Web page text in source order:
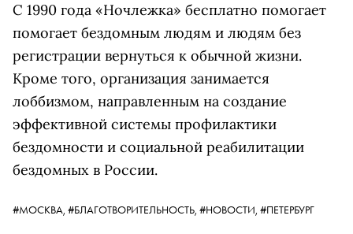
С 1990 года «Ночлежка» бесплатно помогает
помогает бездомным людям и людям без
регистрации вернуться к обычной жизни.
Кроме того, организация занимается
лоббизмом, направленным на создание
эффективной системы профилактики
бездомности и социальной реабилитации
бездомных в России.
#МОСКВА, #БЛАГОТВОРИТЕЛЬНОСТЬ, #НОВОСТИ, #ПЕТЕРБУРГ